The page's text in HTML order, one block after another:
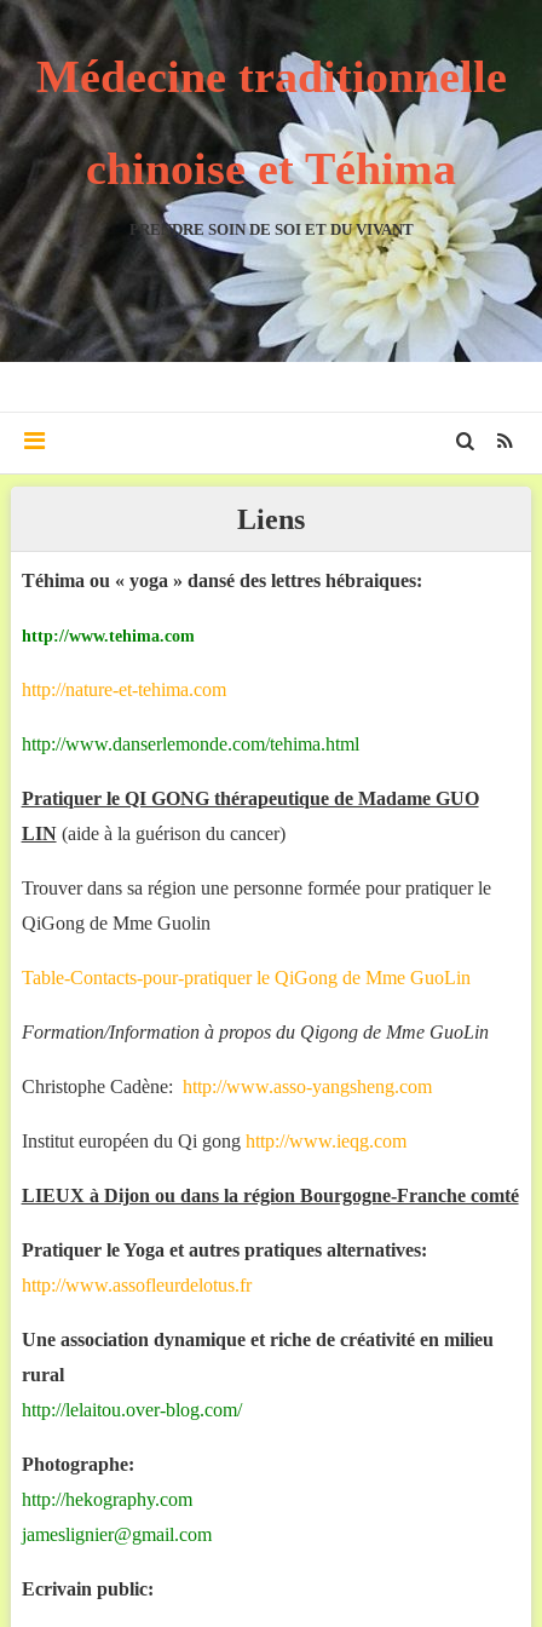
Médecine traditionnelle
chinoise et Téhima
PRENDRE SOIN DE SOI ET DU VIVANT
Liens
Téhima ou « yoga » dansé des lettres hébraiques:
http://www.tehima.com
http://nature-et-tehima.com
http://www.danserlemonde.com/tehima.html
Pratiquer le QI GONG thérapeutique de Madame GUO
LIN(aide à la guérison du cancer)
Trouver dans sa région une personne formée pour pratiquer le
QiGong de Mme Guolin
Table-Contacts-pour-pratiquer le QiGong de Mme GuoLin
Formation/Information à propos du Qigong de Mme GuoLin
Christophe Cadène: http://www.asso-yangsheng.com
Institut européen du Qi gong http://www.ieqg.com
LIEUX à Dijon ou dans la région Bourgogne-Franche comté
Pratiquer le Yoga et autres pratiques alternatives:
http://www.assofleurdelotus.fr
Une association dynamique et riche de créativité en milieu
rural
http://lelaitou.over-blog.com/
Photographe:
http://hekography.com
jameslignier@gmail.com
Ecrivain public: